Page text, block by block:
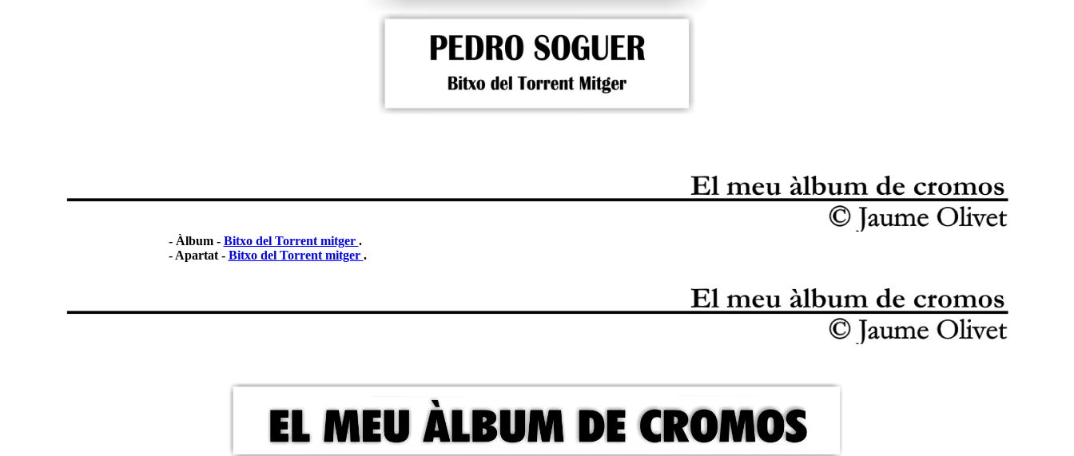
- Àlbum - Bitxo del Torrent mitger .
- Apartat - Bitxo del Torrent mitger .